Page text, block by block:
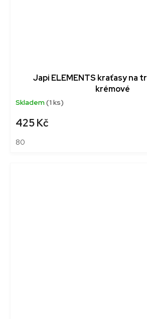
Japi ELEMENTS kraťasy na
krémové
Skladem(1 ks)
425 Kč
80